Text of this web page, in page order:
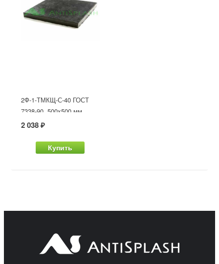
2Ф-1-ТМКЩ-С-40 ГОСТ
7338-90, 500x500 мм
2 038 ₽
Купить